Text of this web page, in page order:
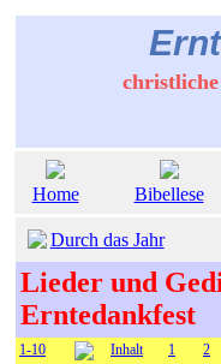
Home Bibellese
Durch das Jahr
Lieder und
Erntedankfest
1-10 Inhalt 1 2